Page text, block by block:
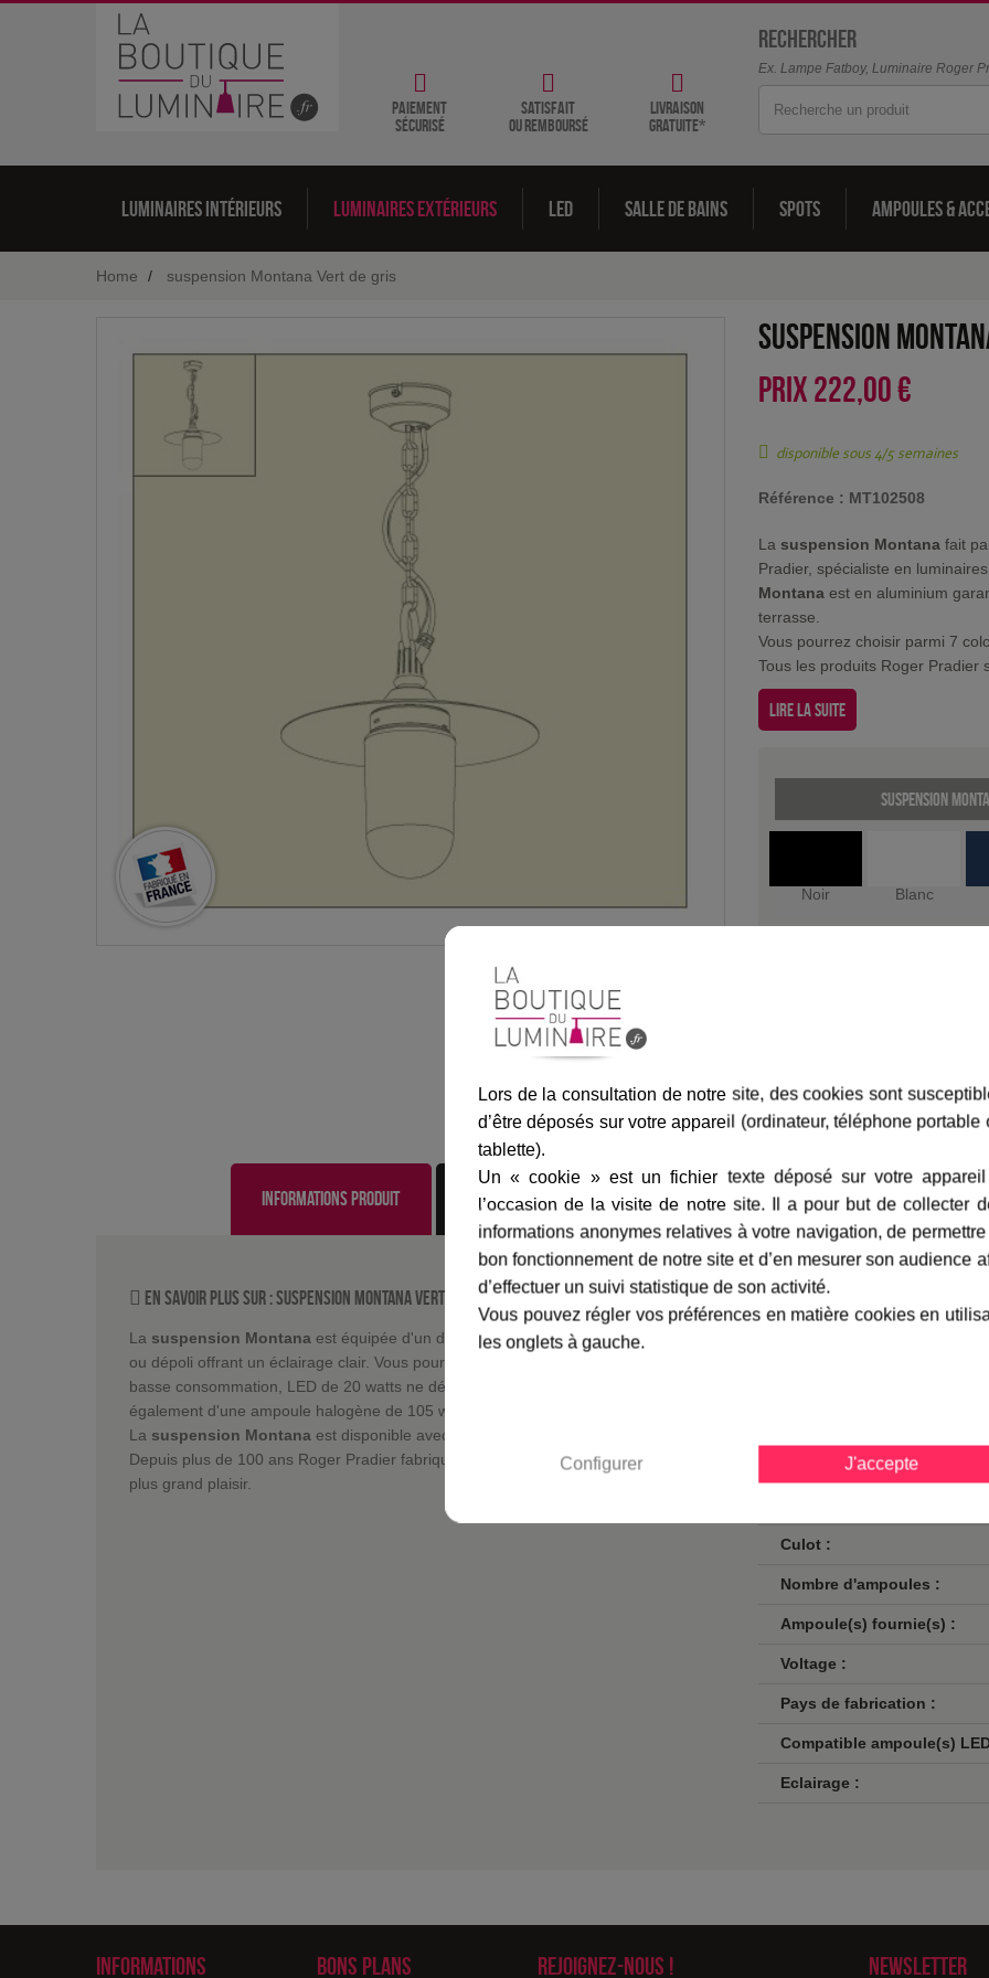
Paiement
sécurisé
satisfait
ou remboursé
livraison
gratuite*
Rechercher
Ex. Lampe Fatboy, Luminaire Roger
Luminaires intérieurs Luminaires extérieurs LED Salle de bains Spots Ampoules &
Home suspension Montana Vert de gris
suspension
PRIX 222,00 €
disponible sous 4/5 semaines
Référence : MT102508
La suspension Montana fait
Pradier, spécialiste en
Montana est en aluminium
terrasse.
Vous pourrez choisir parmi 7
Tous les produits Roger Pradier
Lire la suite
suspension
Noir Blanc
Informations produit marque livraison gamme
En savoir plus sur :suspension Montana Vert de gris -Roger Pradier
La suspension Montana est équipée d'un diffuseur disponible avec un verre clair
ou dépoli offrant un éclairage clair. Vous pourrez équiper ce luminaire d'une ampoule
basse consommation, LED de 20 watts ne dépassant pas 140 mm de longueur mais
également d'une ampoule halogène de 105 watts max.
La suspension Montana est disponible avec le dôme laqué blanc ou dôme cuivre.
Depuis plus de 100 ans Roger Pradier fabrique des luminaires extérieurs pour notre
plus grand plaisir.
Fiche technique
Culot :
Nombre d'ampoules :
Ampoule(s) fournie(s) :
Voltage :
Pays de fabrication :
Compatible ampoule(s)
Eclairage :
Informations Bons plans Rejoignez-nous ! Newsletter
Lors de la consultation de notre site, des cookies sont
d’être déposés sur votre appareil (ordinateur, téléphone portable
tablette).
Un « cookie » est un fichier texte déposé sur votre
l’occasion de la visite de notre site. Il a pour but de collecter
informations anonymes relatives à votre navigation, de
bon fonctionnement de notre site et d’en mesurer son audience
d’effectuer un suivi statistique de son activité.
Vous pouvez régler vos préférences en matière cookies en
les onglets à gauche.
Configurer J'accepte